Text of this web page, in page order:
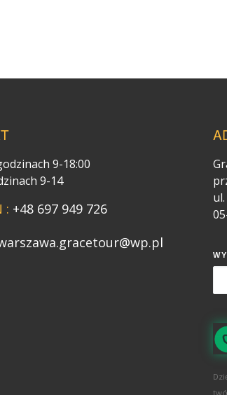
9-18:00
9-14
: +48 697 949 726